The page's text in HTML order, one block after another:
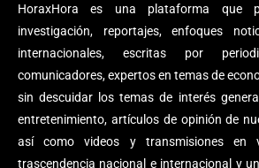
HoraxHora es una plataforma que
investigación, reportajes, enfoques
internacionales, escritas por
comunicadores, expertos en temas de
sin descuidar los temas de interés
entretenimiento, artículos de opinión de
así como videos y transmisiones en
trascendencia nacional e internacional y